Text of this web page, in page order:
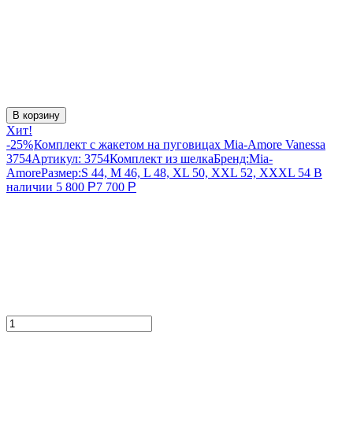
В корзину
Хит!
-25%Комплект с жакетом на пуговицах Mia-Amore Vanessa
3754Артикул: 3754Комплект из шелкаБренд:Mia-
AmoreРазмер:S 44, M 46, L 48, XL 50, XXL 52, XXXL 54 В
наличии 5 800 Р7 700 Р